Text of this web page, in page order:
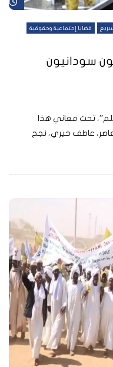
قضايا إجتماعية وحقوقية
سودانيون
عشان نسلم”، تحت معاني هذا
عاطف خيري، نجح